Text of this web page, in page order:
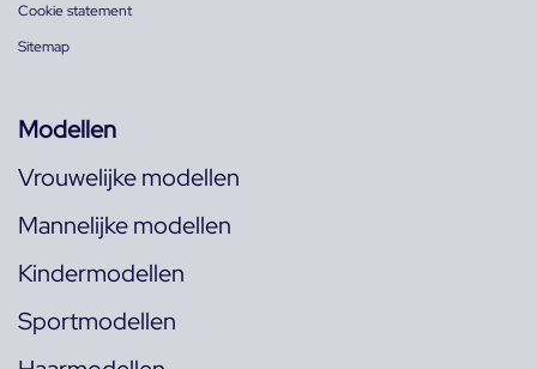
Cookie statement
Sitemap
Modellen
Vrouwelijke modellen
Mannelijke modellen
Kindermodellen
Sportmodellen